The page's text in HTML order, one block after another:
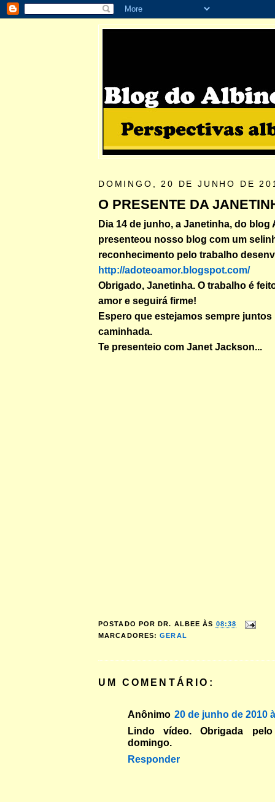
DOMINGO, 20 DE JUNHO DE
O PRESENTE DA
Dia 14 de junho, a Janetinha, do blog
presenteou nosso blog com um
reconhecimento pelo trabalho
http://adoteoamor.blogspot.com/
Obrigado, Janetinha. O trabalho é
amor e seguirá firme!
Espero que estejamos sempre juntos
caminhada.
Te presenteio com Janet Jackson...
POSTADO POR DR. ALBEE ÀS 08:38
MARCADORES:GERAL
UM COMENTÁRIO:
Anônimo 20 de junho de 2010
Lindo vídeo. Obrigada
domingo.
Responder